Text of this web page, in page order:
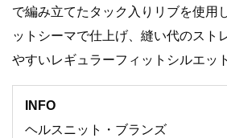
で編み立てたタック入りリブを使用
ットシーマで仕上げ、縫い代のスト
やすいレギュラーフィットシルエッ
INFO
ヘルスニット・ブランズ